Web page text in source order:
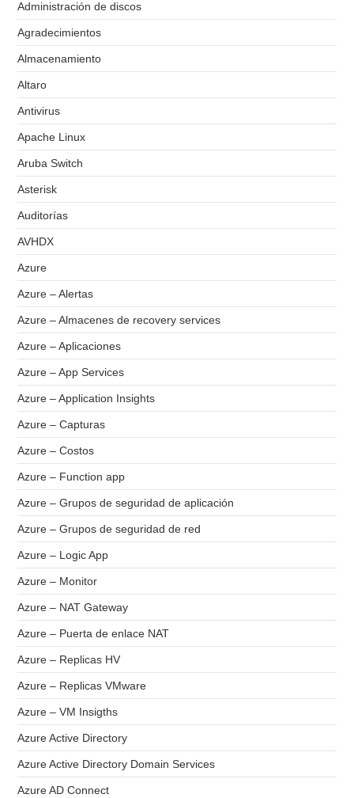
Administración de discos
Agradecimientos
Almacenamiento
Altaro
Antivirus
Apache Linux
Aruba Switch
Asterisk
Auditorías
AVHDX
Azure
Azure – Alertas
Azure – Almacenes de recovery services
Azure – Aplicaciones
Azure – App Services
Azure – Application Insights
Azure – Capturas
Azure – Costos
Azure – Function app
Azure – Grupos de seguridad de aplicación
Azure – Grupos de seguridad de red
Azure – Logic App
Azure – Monitor
Azure – NAT Gateway
Azure – Puerta de enlace NAT
Azure – Replicas HV
Azure – Replicas VMware
Azure – VM Insigths
Azure Active Directory
Azure Active Directory Domain Services
Azure AD Connect